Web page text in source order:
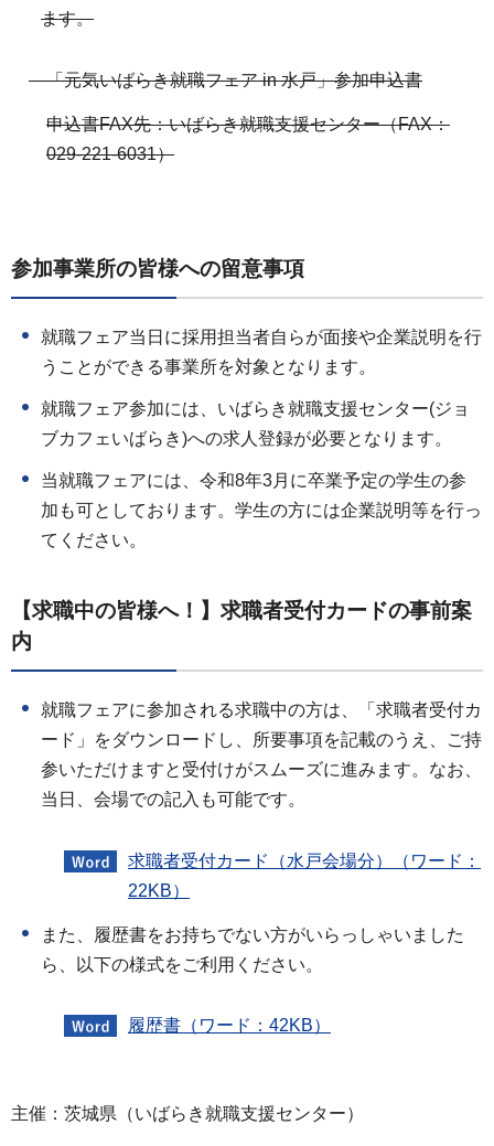
ます。
「元気いばらき就職フェア in 水戸」参加申込書
申込書FAX先：いばらき就職支援センター（FAX：
029-221-6031）
参加事業所の皆様への留意事項
就職フェア当日に採用担当者自らが面接や企業説明を行
うことができる事業所を対象となります。
就職フェア参加には、いばらき就職支援センター(ジョ
ブカフェいばらき)への求人登録が必要となります。
当就職フェアには、令和8年3月に卒業予定の学生の参
加も可としております。学生の方には企業説明等を行っ
てください。
【求職中の皆様へ！】求職者受付カードの事前案
内
就職フェアに参加される求職中の方は、「求職者受付カ
ード」をダウンロードし、所要事項を記載のうえ、ご持
参いただけますと受付けがスムーズに進みます。なお、
当日、会場での記入も可能です。
求職者受付カード（水戸会場分）（ワード：
22KB）
また、履歴書をお持ちでない方がいらっしゃいました
ら、以下の様式をご利用ください。
履歴書（ワード：42KB）
主催：茨城県（いばらき就職支援センター）